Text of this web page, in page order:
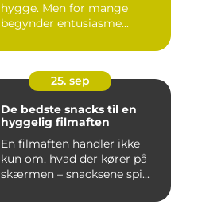
hygge. Men for mange
begynder entusiasme...
25. sep
De bedste snacks til en
hyggelig filmaften
En filmaften handler ikke
kun om, hvad der kører på
skærmen – snacksene spi...